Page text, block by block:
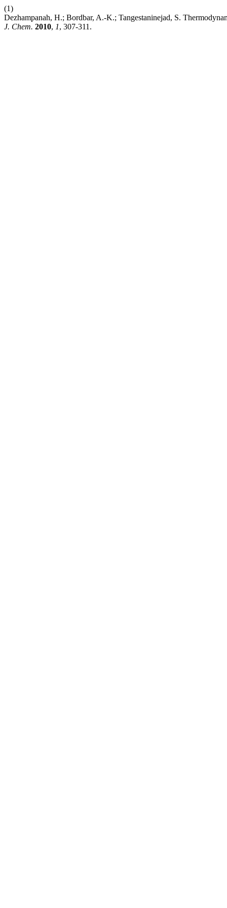
(1)
Dezhampanah, H.; Bordbar, A.-K.; Tangestaninejad, S.
J. Chem. 2010, 1, 307-311.